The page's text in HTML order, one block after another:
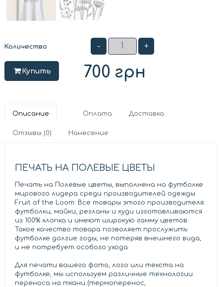
Количество - +
Купить 700 грн
Описание Оплата Доставка
Отзывы (0) Нанесение
ПЕЧАТЬ НА ПОЛЕВЫЕ ЦВЕТЫ
Печать на Полевые цветы, выполнена на футболке
мирового лидера среди производителей одежды
Fruit of the Loom. Все товары этого производителя:
футболки, майки, регланы и худи изготавливаются
из 100% хлопка и имеют широкую гамму цветов.
Такое качество товара позволяет прослужить
футболке долгие годы, не потеряв внешнего вида,
и не потребует особого ухода.
Для печати вашего фото, лого или текста на
футболке, мы используем различные технологии
переноса на ткани (термоперенос,